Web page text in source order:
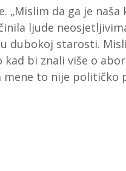
„Mislim da ga je
ljude
dubokoj starosti.
bi znali više o
to nije političko